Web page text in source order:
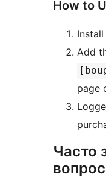
How to
Add
page
Часто